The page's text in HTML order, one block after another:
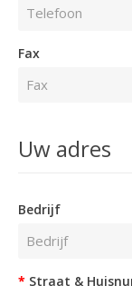
Fax
Uw adres
Bedrijf
Straat &